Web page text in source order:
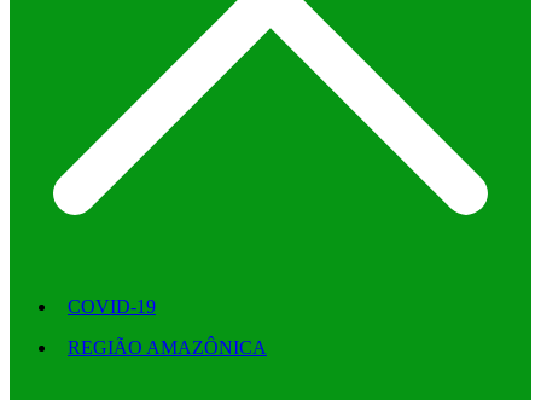
COVID-19
REGIÃO AMAZÔNICA